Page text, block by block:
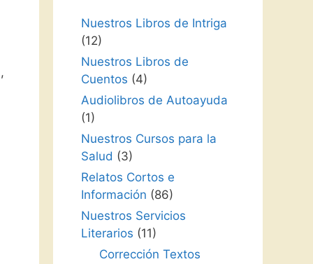
Nuestros Libros de Intriga
(12)
Nuestros Libros de
Cuentos (4)
Audiolibros de Autoayuda
(1)
Nuestros Cursos para la
Salud (3)
Relatos Cortos e
Información (86)
Nuestros Servicios
Literarios (11)
Corrección Textos